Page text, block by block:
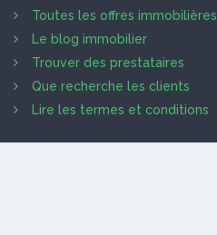
Toutes les offres immobilières
Le blog immobilier
Trouver des prestataires
Que recherche les clients
Lire les termes et conditions